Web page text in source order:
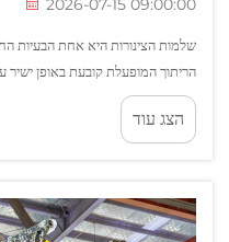
2026-07-15 09:00:00
שלמות הצינורות היא אחת הבעיות
הריתוך המופעלת קובעת באופן
של פעילות. ריתוך אוטומטי הפך
הצג עוד